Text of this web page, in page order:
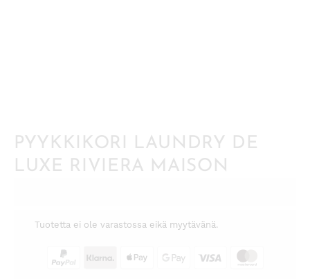
PYYKKIKORI LAUNDRY DE
LUXE RIVIERA MAISON
Tuotetta ei ole varastossa eikä myytävänä.